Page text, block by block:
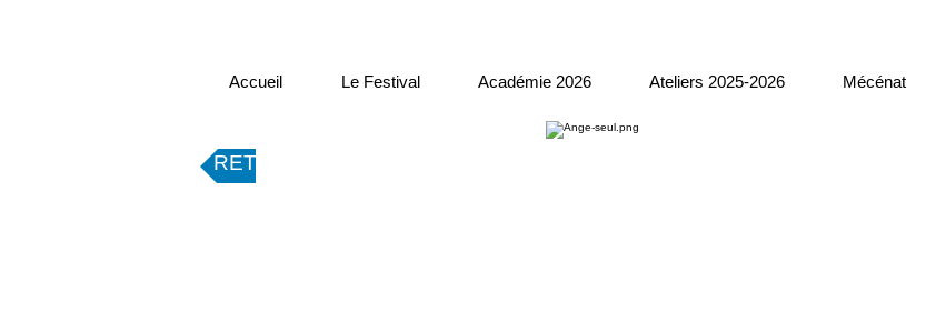
Accueil Le Festival Académie 2026 Ateliers 2025-2026 Mécénat
RETOUR